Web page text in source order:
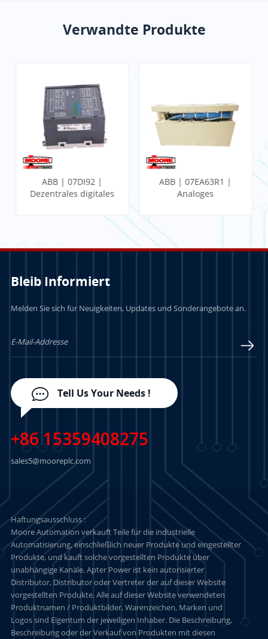
Verwandte Produkte
ABB | 07DI92 |
Dezentrales digitales
ABB | 07EA63R1 |
Analoges
Bleib Informiert
Melden Sie sich für Neuigkeiten, Updates und Sonderangebote an.
Tell Us Your Needs !
+86 15359408275
sales5@mooreplc.com
Haftungsausschluss :
Moore Automation verkauft Teile für die industrielle
Automatisierung, einschließlich neuer Produkte und eingestellter
Produkte, und kauft solche vorgestellten Produkte über
unabhängige Kanäle. Apter Power ist kein autorisierter
Distributor, Distributor oder Vertreter der auf dieser Website
vorgestellten Produkte. Alle auf dieser Website verwendeten
Produktnamen / Produktbilder, Warenzeichen, Marken und
Logos sind Eigentum der jeweiligen Inhaber. Die Beschreibung,
Beschreibung oder der Verkauf von Produkten mit diesen